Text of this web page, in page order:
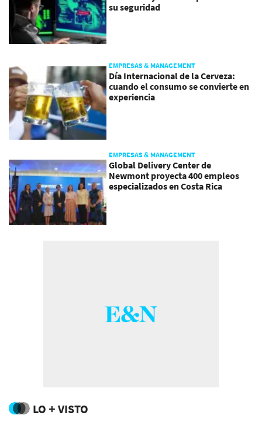
su seguridad
EMPRESAS & MANAGEMENT
Día Internacional de la Cerveza:
cuando el consumo se convierte en
experiencia
EMPRESAS & MANAGEMENT
Global Delivery Center de
Newmont proyecta 400 empleos
especializados en Costa Rica
LO + VISTO